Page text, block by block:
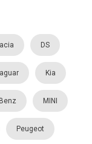
DS
Kia
MINI
Peugeot